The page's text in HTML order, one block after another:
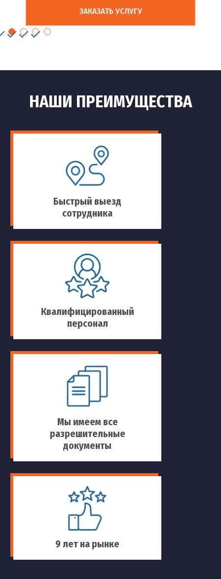
ЗАКАЗАТЬ УСЛУГУ
НАШИ ПРЕИМУЩЕСТВА
Быстрый выезд
сотрудника
Квалифицированный
персонал
Мы имеем все
разрешительные
документы
9 лет на рынке